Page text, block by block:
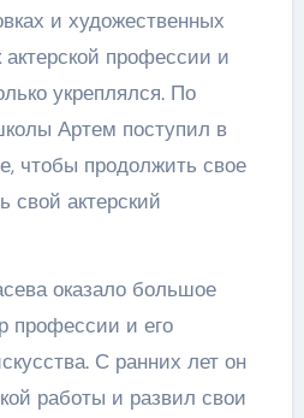
и художественных
актерской профессии и
укреплялся. По
Артем поступил в
чтобы продолжить свое
свой актерский
оказало большое
профессии и его
С ранних лет он
работы и развил свои